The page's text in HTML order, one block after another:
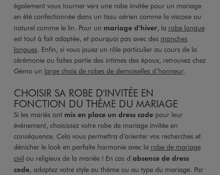
également vous tourner vers une robe invitée pour un mariage
en été confectionnée dans un tissu aérien comme la viscose ou
naturel comme le lin. Pour un mariage d’hiver, la robe longue
est tout à fait adaptée, et pourquoi pas avec des manches
longues. Enfin, si vous jouez un rôle particulier au cours de la
cérémonie ou faites partie des intimes des époux, retrouvez chez
Gémo un large choix de robes de demoiselles d’honneur.
CHOISIR SA ROBE D'INVITÉE EN
FONCTION DU THÈME DU MARIAGE
Si les mariés ont mis en place un dress codepour leur
événement, choisissez votre robe de mariage invitée en
conséquence. Cela vous permettra d’orienter vos recherches et
dénicher le look en parfaite harmonie avec la robe de mariage
civil ou religieux de la mariée ! En cas d’absence de dress
code, adaptez votre style au thème ou au type du mariage. Par